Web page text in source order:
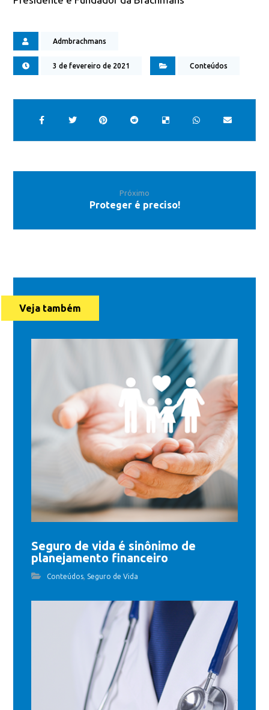
Admbrachmans
3 de fevereiro de 2021 Conteúdos
Próximo
Proteger é preciso!
Veja também
Seguro de vida é sinônimo de
planejamento financeiro
Conteúdos,Seguro de Vida